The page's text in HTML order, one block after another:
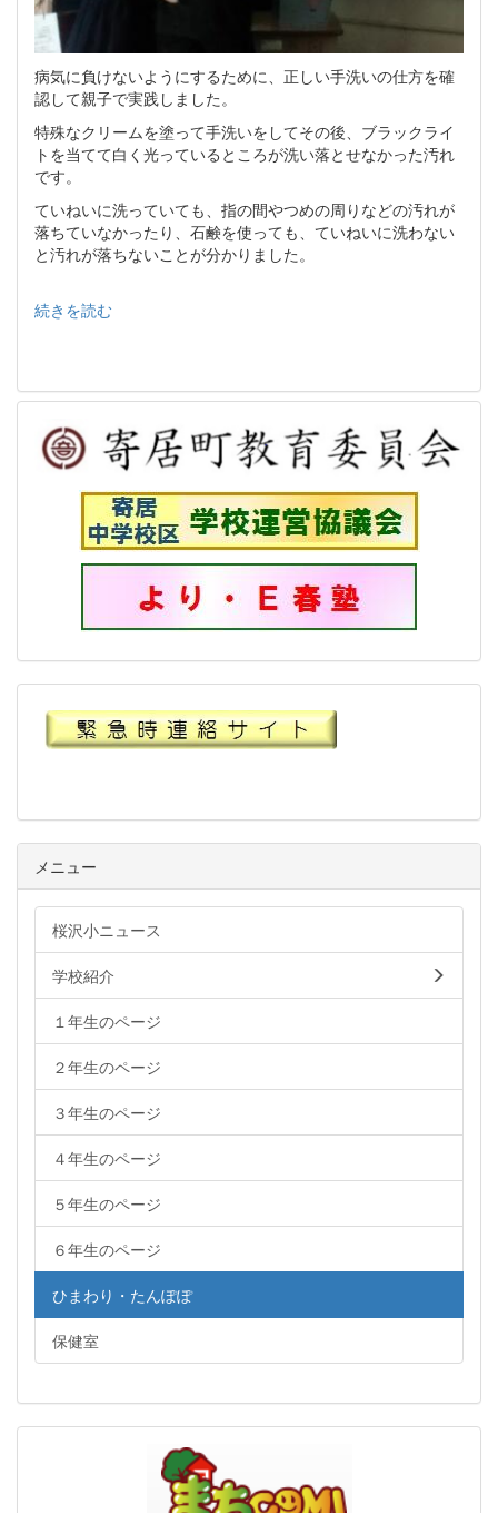
病気に負けないようにするために、正しい手洗いの仕方を確
認して親子で実践しました。
特殊なクリームを塗って手洗いをしてその後、ブラックライ
トを当てて白く光っているところが洗い落とせなかった汚れ
です。
ていねいに洗っていても、指の間やつめの周りなどの汚れが
落ちていなかったり、石鹸を使っても、ていねいに洗わない
と汚れが落ちないことが分かりました。
続きを読む
メニュー
桜沢小ニュース
学校紹介
１年生のページ
２年生のページ
３年生のページ
４年生のページ
５年生のページ
６年生のページ
ひまわり・たんぽぽ
保健室